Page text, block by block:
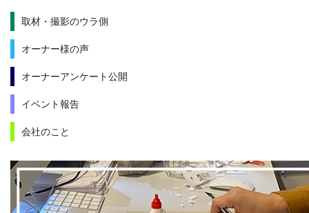
取材・撮影のウラ側
オーナー様の声
オーナーアンケート公開
イベント報告
会社のこと